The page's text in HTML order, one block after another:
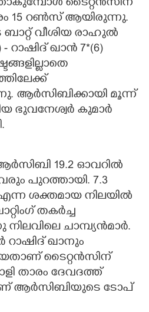
ടൈറ്റന്‍സിന്
15 റണ്‍സ് ആയിരുന്നു.
ബാറ്റ് വീശിയ രാഹുല്‍
റാഷിദ് ഖാന്‍ 7*(6)
ആര്‍സിബിക്കായി മൂന്ന്
ഭുവനേശ്വര്‍ കുമാര്‍
19.2 ഓവറില്‍
പുറത്തായി. 7.3
ശക്തമായ നിലയില്‍
തകര്‍ച്ച
ചാമ്പ്യന്‍മാര്‍.
റാഷിദ് ഖാനും
ടൈറ്റന്‍സിന്
താരം ദേവദത്ത്
ആര്‍സിബിയുടെ ടോപ്